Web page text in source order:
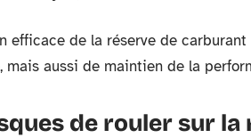
efficace de la réserve de
mais aussi de maintien de la
de rouler sur